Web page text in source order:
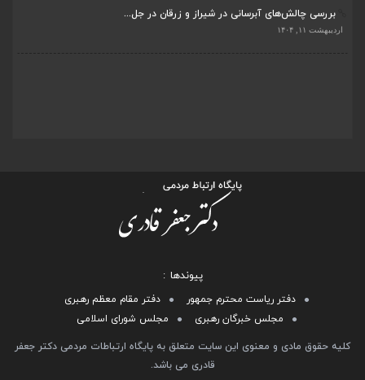
بررسی چالش‌های آبرسانی در شیراز و زرقان در جل...
پیوندها
دفتر ریاست محترم جمهور
دفتر مقام معظم رهبری
مجلس خبرگان رهبری
مجلس شورای اسلامی
کلیه حقوق مادی و معنوی این سایت متعلق به پایگاه ارتباطات مردمی دکتر جعفر
قادری می باشد.